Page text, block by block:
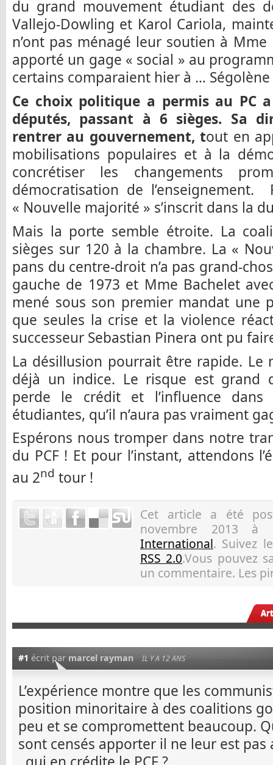
du grand mouvement étudiant des
Vallejo-Dowling et Karol Cariola,
n’ont pas ménagé leur soutien à Mme
apporté un gage « social » au
certains comparaient hier à … Ségolène
Ce choix politique a permis au PC
députés, passant à 6 sièges. Sa
rentrer au gouvernement, tout en
mobilisations populaires et à la
concrétiser les changements
démocratisation de
« Nouvelle majorité » s’inscrit dans la
Mais la porte semble étroite. La
sièges sur 120 à la chambre. La «
pans du centre-droit n’a pas grand-
gauche de 1973 et Mme Bachelet
mené sous son premier mandat une
que seules la crise et la violence
successeur Sebastian Pinera ont pu
La désillusion pourrait être rapide. Le
déjà un indice. Le risque est grand
perde le crédit et l’influence
étudiantes, qu’il n’aura pas vraiment
Espérons nous tromper dans notre
du PCF ! Et pour l’instant, attendons
au 2nd tour !
Cet article a été
novembre 2013 à
International. Suivez
RSS 2.0.Vous pouvez
un commentaire. Les
#1 écrit par marcel rayman IL Y A 12 ANS
L’expérience montre que les
position minoritaire à des coalitions
peu et se compromettent beaucoup.
sont censés apporter il ne leur est pas